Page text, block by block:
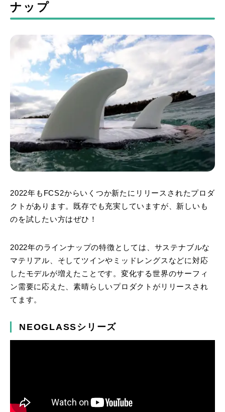
ナップ
2022年もFCS2からいくつか新たにリリースされたプロダ
クトがあります。既存でも充実していますが、新しいも
のを試したい方はぜひ！
2022年のラインナップの特徴としては、サステナブルな
マテリアル、そしてツインやミッドレングスなどに対応
したモデルが増えたことです。変化する世界のサーフィ
ン需要に応えた、素晴らしいプロダクトがリリースされ
てます。
NEOGLASSシリーズ